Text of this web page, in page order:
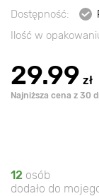
Dostępność:
Ilość w
29.99 zł
Najniższa cena z 30
12 osób
dodało do